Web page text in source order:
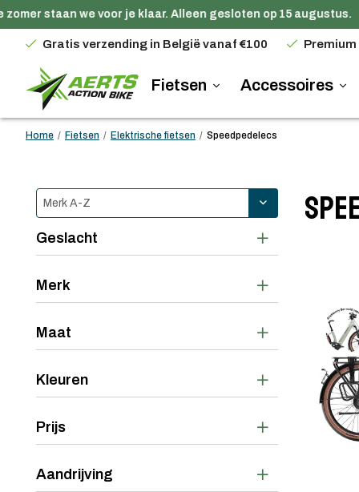
staan we voor je klaar. Alleen gesloten op 15 augustus.
Gratis verzending in België vanaf €100 Premium
Fietsen Accessoires
Home / Fietsen / Elektrische fietsen / Speedpedelecs
Geslacht
Merk
Maat
Kleuren
Prijs
Aandrijving